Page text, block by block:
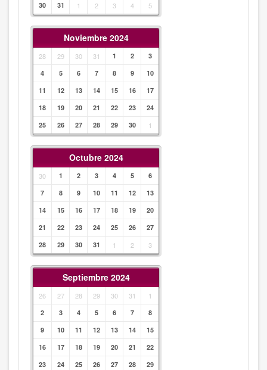
30
31 1 2 3 4 5
Noviembre 2024
28 29 30 31 1 2
3
4
5 6 7 8 9
10
11
12 13 14 15 16
17
18
19 20 21 22 23
24
25
26 27 28 29 30 1
Octubre 2024
30 1 2 3 4 5
6
7
8 9 10 11 12
13
14
15 16 17 18 19
20
21
22 23 24 25 26
27
28
29 30 31 1 2 3
Septiembre 2024
26 27 28 29 30 31 1
2 3 4 5 6 7
8
9
10 11 12 13 14
15
16
17 18 19 20 21
22
23
24 25 26 27 28
29